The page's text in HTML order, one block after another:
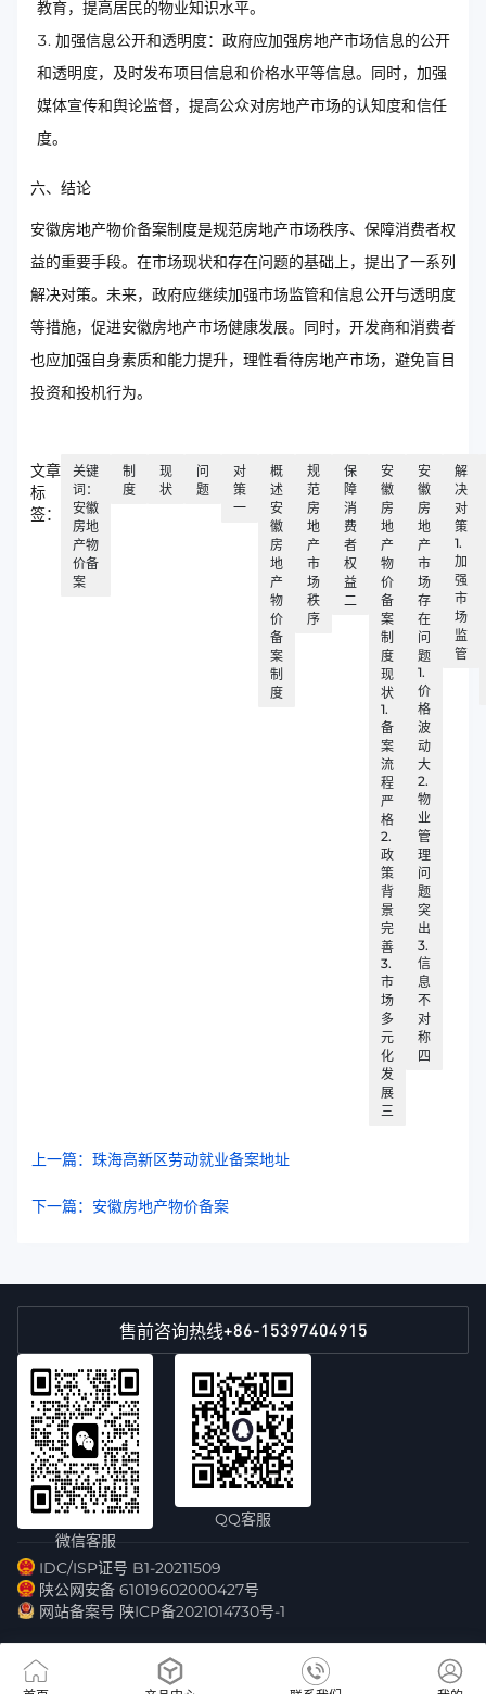
教育，提高居民的物业知识水平。
加强信息公开和透明度：政府应加强房地产市场信息的公开
和透明度，及时发布项目信息和价格水平等信息。同时，加强
媒体宣传和舆论监督，提高公众对房地产市场的认知度和信任
度。
六、结论
安徽房地产物价备案制度是规范房地产市场秩序、保障消费者权
益的重要手段。在市场现状和存在问题的基础上，提出了一系列
解决对策。未来，政府应继续加强市场监管和信息公开与透明度
等措施，促进安徽房地产市场健康发展。同时，开发商和消费者
也应加强自身素质和能力提升，理性看待房地产市场，避免盲目
投资和投机行为。
文章
标
签：
关键
词：
安徽
房地
产物
价备
案
制
度
现
状
问
题
对
策
一
概
述
安
徽
房
地
产
物
价
备
案
制
度
规
范
房
地
产
市
场
秩
序
保
障
消
费
者
权
益
二
安
徽
房
地
产
物
价
备
案
制
度
现
状
1.
备
案
流
程
严
格
2.
政
策
背
景
完
善
3.
市
场
多
元
化
发
展
三
安
徽
房
地
产
市
场
存
在
问
题
1.
价
格
波
动
大
2.
物
业
管
理
问
题
突
出
3.
信
息
不
对
称
四
解
决
对
策
1.
加
强
市
场
监
管
上一篇：珠海高新区劳动就业备案地址
下一篇：安徽房地产物价备案
售前咨询热线+86-15397404915
微信客服
QQ客服
IDC/ISP证号 B1-20211509
陕公网安备 61019602000427号
网站备案号 陕ICP备2021014730号-1